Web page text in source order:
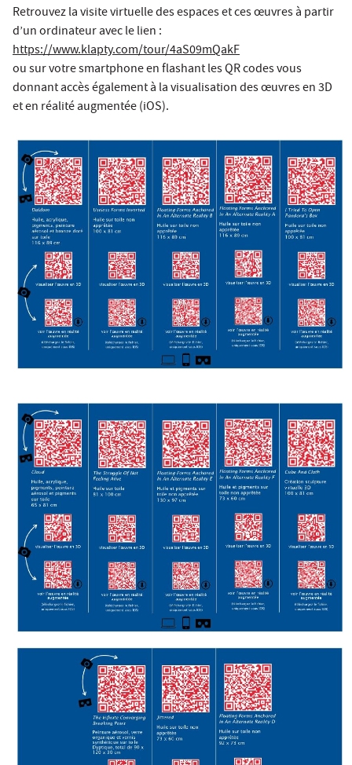
Retrouvez la visite virtuelle des espaces et ces œuvres à partir
d’un ordinateur avec le lien :
https://www.klapty.com/tour/4aS09mQakF
ou sur votre smartphone en flashant les QR codes vous
donnant accès également à la visualisation des œuvres en 3D
et en réalité augmentée (iOS).